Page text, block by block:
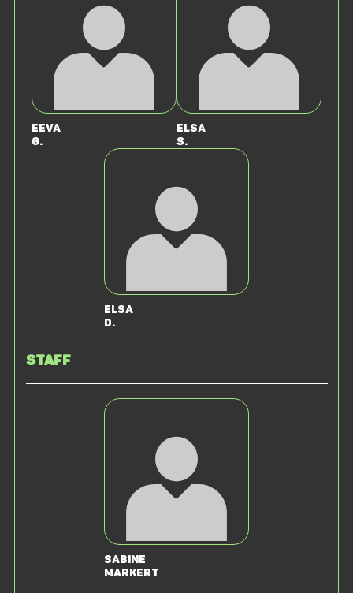
Eeva
G.
Elsa
S.
Elsa
D.
Staff
Sabine
Markert